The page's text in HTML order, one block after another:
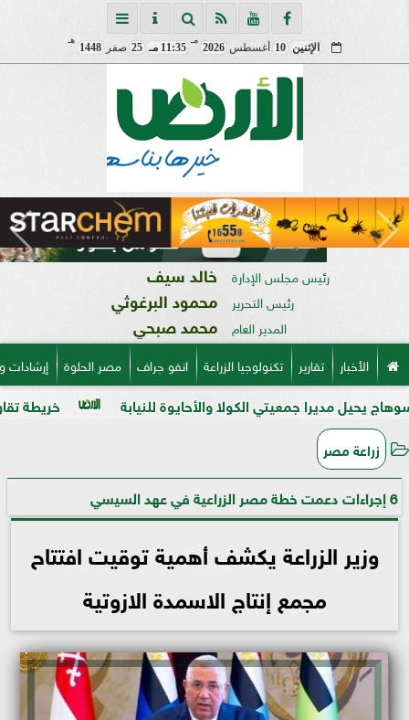
الإثنين 10 أغسطس 2026
مـ
11:35 مـ 25 صفر 1448
هـ
رئيس مجلس الإدارة خالد سيف
رئيس التحرير محمود البرغوثي
المدير العام محمد صبحي
الأخبار تقارير تكنولوجيا الزراعة انفو جراف مصر الحلوة
خريطة تقاوي القمح الجديدة.. جمعيتي الكولا والأحايوة للنيابة
زراعة مصر
6 إجراءات دعمت خطة مصر الزراعية في عهد السيسي
وزير الزراعة يكشف أهمية توقيت افتتاح
مجمع إنتاج الاسمدة الازوتية